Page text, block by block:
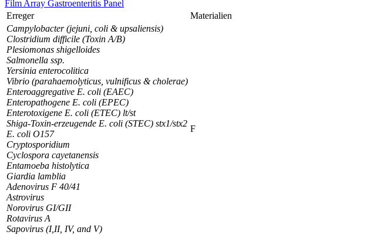
Film Array Gastroenteritis Panel
Erreger
Materialien
Campylobacter (jejuni, coli & upsaliensis)
Clostridium difficile (Toxin A/B)
Plesiomonas shigelloides
Salmonella ssp.
Yersinia enterocolitica
Vibrio (parahaemolyticus, vulnificus & cholerae)
Enteroaggregative E. coli (EAEC)
Enteropathogene E. coli (EPEC)
Enterotoxigene E. coli (ETEC) lt/st
Shiga-Toxin-erzeugende E. coli (STEC) stx1/stx2
E. coli O157
Cryptosporidium
Cyclospora cayetanensis
Entamoeba histolytica
Giardia lamblia
Adenovirus F 40/41
Astrovirus
Norovirus GI/GII
Rotavirus A
Sapovirus (I,II, IV, and V)
F